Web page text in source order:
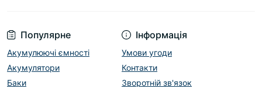
Популярне
Акумулюючі ємності
Акумулятори
Баки
Інформація
Умови угоди
Контакти
Зворотній зв'язок